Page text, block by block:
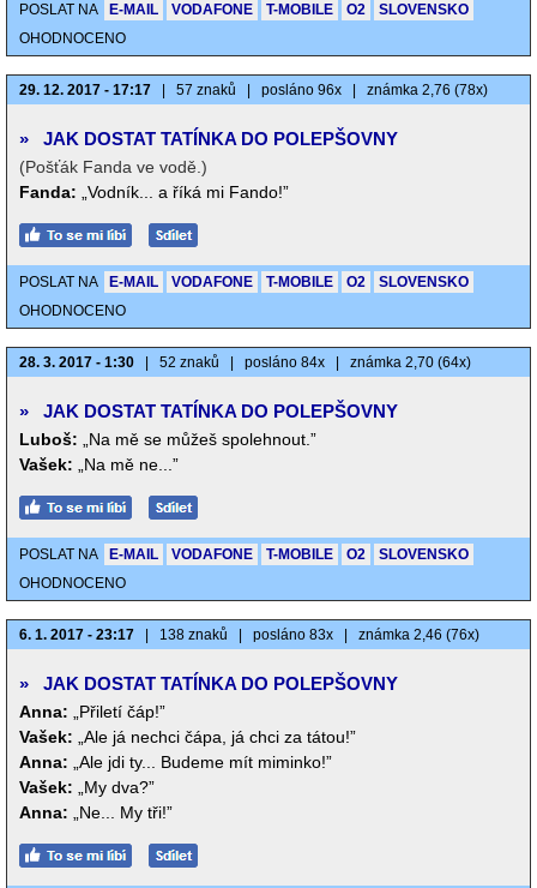
POSLAT NA E-MAIL VODAFONE T-MOBILE O2
SLOVENSKO
OHODNOCENO
29. 12. 2017 - 17:17 57 znaků posláno 96x známka 2,76 (78x)
» JAK DOSTAT TATÍNKA DO POLEPŠOVNY
(Pošťák Fanda ve vodě.)
Fanda:
„Vodník... a říká mi Fando!”
POSLAT NA E-MAIL VODAFONE T-MOBILE O2
SLOVENSKO
OHODNOCENO
28. 3. 2017 - 1:30 52 znaků posláno 84x známka 2,70 (64x)
» JAK DOSTAT TATÍNKA DO POLEPŠOVNY
Luboš:
„Na mě se můžeš spolehnout.”
Vašek:
„Na mě ne...”
POSLAT NA E-MAIL VODAFONE T-MOBILE O2
SLOVENSKO
OHODNOCENO
6. 1. 2017 - 23:17 138 znaků posláno 83x známka 2,46 (76x)
» JAK DOSTAT TATÍNKA DO POLEPŠOVNY
Anna:
„Přiletí čáp!”
Vašek:
„Ale já nechci čápa, já chci za tátou!”
Anna:
„Ale jdi ty... Budeme mít miminko!”
Vašek:
„My dva?”
Anna:
„Ne... My tři!”